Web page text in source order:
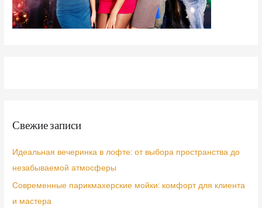
Свежие записи
Идеальная вечеринка в лофте: от выбора пространства до
незабываемой атмосферы
Современные парикмахерские мойки: комфорт для клиента
и мастера